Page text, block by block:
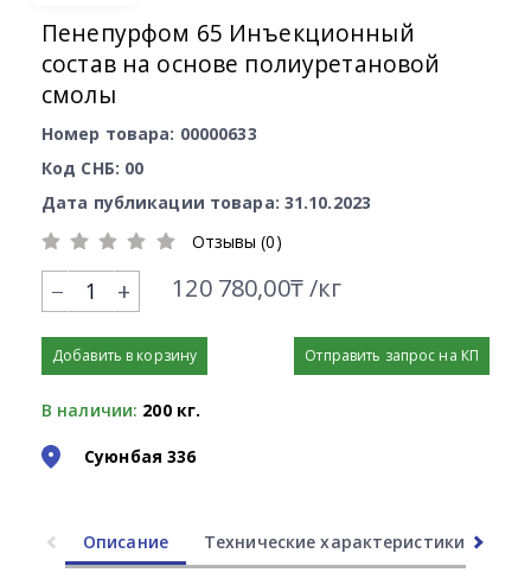
Пенепурфом 65 Инъекционный
состав на основе полиуретановой
смолы
Номер товара: 00000633
Код СНБ: 00
Дата публикации товара: 31.10.2023
Отзывы (0)
+ 120 780,00₸ /кг
Добавить в корзину Отправить запрос на КП
В наличии: 200 кг.
Суюнбая 336
Описание Технические характеристики